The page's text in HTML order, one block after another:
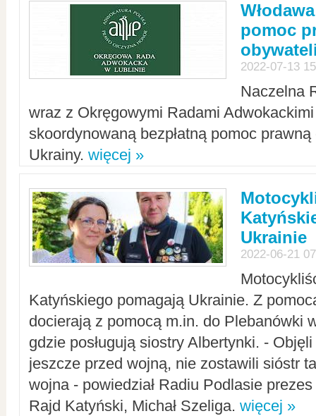
pomoc
2022-07-13
Naczelna
wraz z Okręgowymi Radami Adwokackimi
skoordynowaną bezpłatną pomoc
Ukrainy. więcej »
Ukrainie
2022-06-21
Katyńskiego pomagają Ukrainie. Z
docierają z pomocą m.in. do Plebanówki
gdzie posługują siostry Albertynki. -
jeszcze przed wojną, nie zostawili sióstr
wojna - powiedział Radiu Podlasie
Rajd Katyński, Michał Szeliga. więcej »